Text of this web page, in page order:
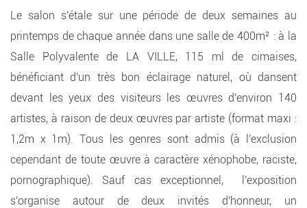
Le salon s'étale sur une période de deux semaines au
printemps de chaque année dans une salle de 400m² : à la
Salle Polyvalente de LA VILLE, 115 ml de cimaises,
bénéficiant d'un très bon éclairage naturel, où dansent
devant les yeux des visiteurs les œuvres d'environ 140
artistes, à raison de deux œuvres par artiste (format maxi :
1,2m x 1m). Tous les genres sont admis (à l'exclusion
cependant de toute œuvre à caractère xénophobe, raciste,
pornographique). Sauf cas exceptionnel, l'exposition
s'organise autour de deux invités d'honneur, un